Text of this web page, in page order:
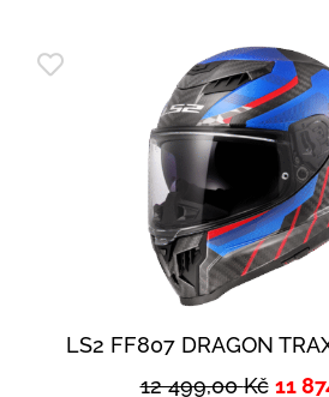
LS2 FF807 DRAGON
12 499,00Kč 11